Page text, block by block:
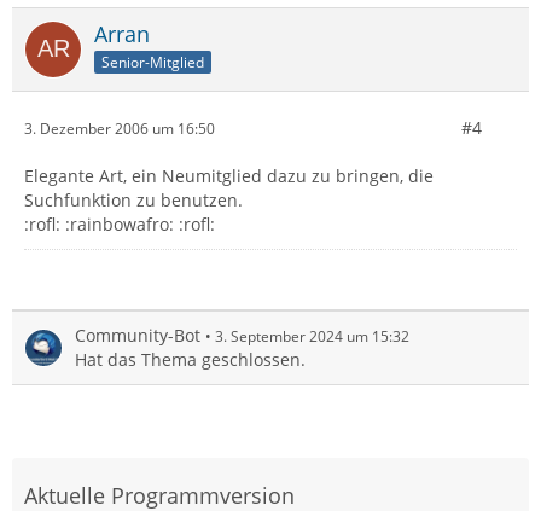
Arran
Senior-Mitglied
3. Dezember 2006 um 16:50 #4
Elegante Art, ein Neumitglied dazu zu bringen, die
Suchfunktion zu benutzen.
:rofl: :rainbowafro: :rofl:
Community-Bot 3. September 2024 um 15:32
Hat das Thema geschlossen.
Aktuelle Programmversion